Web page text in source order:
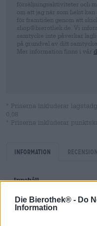
Die Bierothek® - Do
Information
försäljningsaktiviteter och
om att jag när som helst
för framtiden genom att
shop@bierothek.de. Vi
samtycke inte påverkar
på grundval av ditt
Mer information finns i vår
* Priserna inkluderar
0,08
* Priserna inkluderar
Information
Innehåll
Brauerei Brauerei